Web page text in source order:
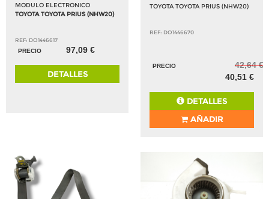
MODULO ELECTRONICO
TOYOTA TOYOTA PRIUS (NHW20)
REF: DO1446617
PRECIO
97,09 €
DETALLES
TOYOTA TOYOTA PRIUS (NHW20)
REF: DO1446670
PRECIO
42,64 €
40,51 €
DETALLES
AÑADIR